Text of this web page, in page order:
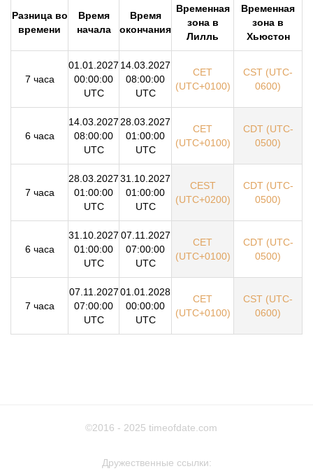
Разница во
времени
Время
начала
Время
окончания
Временная
зона в
Лилль
Временная
зона в
Хьюстон
7 часа
01.01.2027
00:00:00
UTC
14.03.2027
08:00:00
UTC
CET
(UTC+0100)
CST (UTC-
0600)
6 часа
14.03.2027
08:00:00
UTC
28.03.2027
01:00:00
UTC
CET
(UTC+0100)
CDT (UTC-
0500)
7 часа
28.03.2027
01:00:00
UTC
31.10.2027
01:00:00
UTC
CEST
(UTC+0200)
CDT (UTC-
0500)
6 часа
31.10.2027
01:00:00
UTC
07.11.2027
07:00:00
UTC
CET
(UTC+0100)
CDT (UTC-
0500)
7 часа
07.11.2027
07:00:00
UTC
01.01.2028
00:00:00
UTC
CET
(UTC+0100)
CST (UTC-
0600)
©2016 - 2025 timeofdate.com
Дружественные ссылки: